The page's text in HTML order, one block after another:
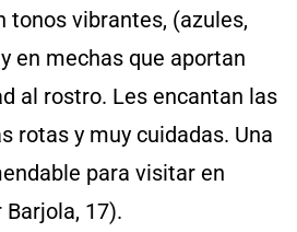
tonos vibrantes, (azules,
en mechas que aportan
al rostro. Les encantan las
rotas y muy cuidadas. Una
para visitar en
17).